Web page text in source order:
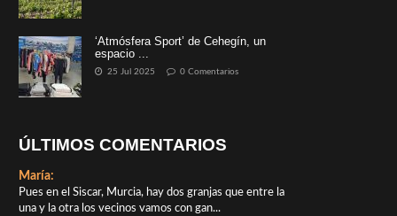
‘Atmósfera Sport’ de Cehegín, un
espacio ...
25 Jul 2025 0 Comentarios
ÚLTIMOS COMENTARIOS
María:
Pues en el Siscar, Murcia, hay dos granjas que entre la
una y la otra los vecinos vamos con gan...